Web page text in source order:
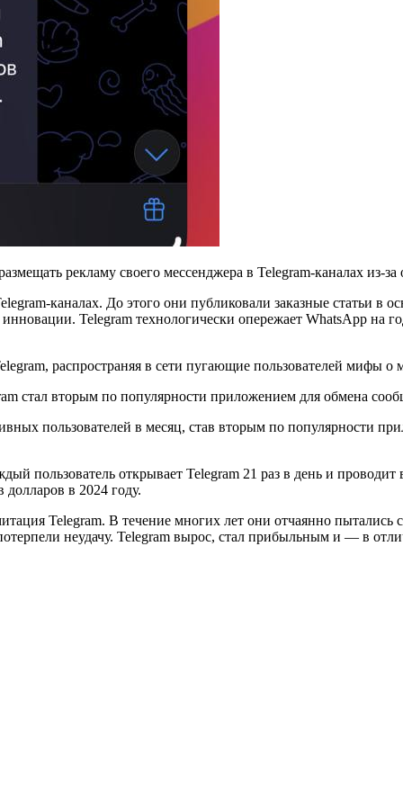
рекламу своего мессенджера в Telegram-каналах из-за
До этого они публиковали заказные статьи
Telegram технологически опережает WhatsApp
распространяя в сети пугающие пользователей мифы о
стал вторым по популярности приложением для обмена
пользователей в месяц, став вторым по популярности
пользователь открывает Telegram 21 раз в день и
в 2024 году.
Telegram. В течение многих лет они отчаянно
неудачу. Telegram вырос, стал прибыльным и — в